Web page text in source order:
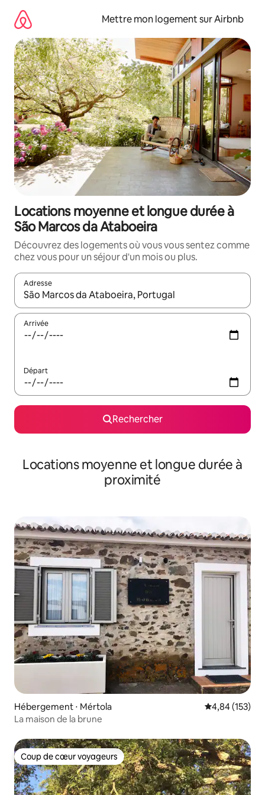
directement
contenu
Mettre mon logement sur Airbnb
Locations moyenne et longue durée à
São Marcos da Ataboeira
Découvrez des logements où vous vous sentez comme
chez vous pour un séjour d'un mois ou plus.
Adresse
Lorsque les résultats s'affichent, utilisez les flèches vers le
Arrivée
Départ
Rechercher
Locations moyenne et longue durée à
proximité
Hébergement ⋅ Mértola Évaluation
4,84 (153)
La maison de la brune
Coup de cœur voyageurs
Coup de cœur voyageurs